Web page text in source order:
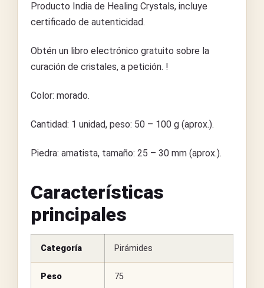
Producto India de Healing Crystals, incluye
certificado de autenticidad.
Obtén un libro electrónico gratuito sobre la
curación de cristales, a petición. !
Color: morado.
Cantidad: 1 unidad, peso: 50 – 100 g (aprox.).
Piedra: amatista, tamaño: 25 – 30 mm (aprox.).
Características
principales
Categoría Pirámides
Peso 75